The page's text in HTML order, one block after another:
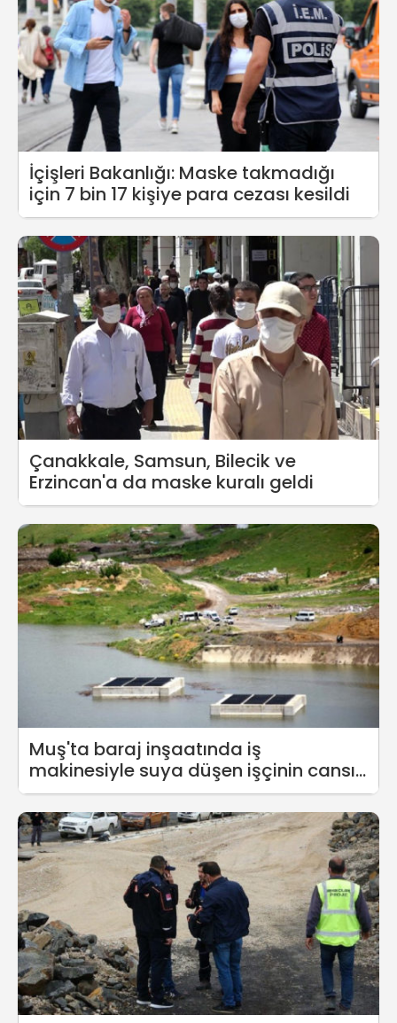
İçişleri Bakanlığı: Maske takmadığı
için 7 bin 17 kişiye para cezası kesildi
Çanakkale, Samsun, Bilecik ve
Erzincan'a da maske kuralı geldi
Muş'ta baraj inşaatında iş
makinesiyle suya düşen işçinin cansız
bedeni bulundu